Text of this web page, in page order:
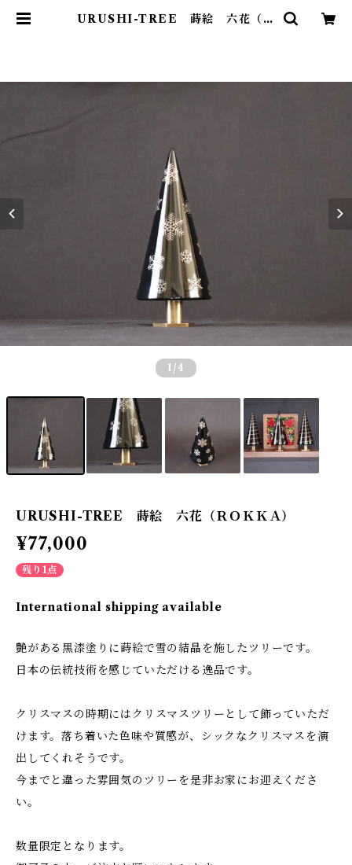
URUSHI-TREE 蒔絵 六花（Ｒ
1 /4
URUSHI-TREE 蒔絵 六花（ＲＯＫＫＡ）
¥77,000
残り1点
International shipping available
艶がある黒漆塗りに蒔絵で雪の結晶を施したツリーです。
日本の伝統技術を感じていただける逸品です。
クリスマスの時期にはクリスマスツリーとして飾っていただ
けます。落ち着いた色味や質感が、シックなクリスマスを演
出してくれそうです。
今までと違った雰囲気のツリーを是非お家にお迎えくださ
い。
数量限定となります。